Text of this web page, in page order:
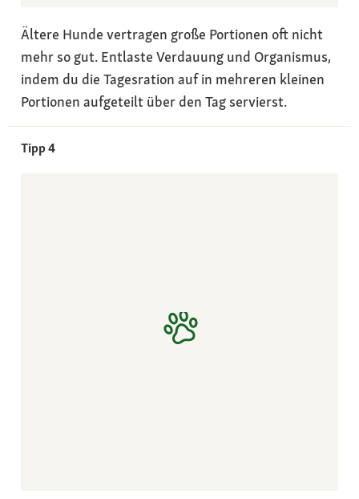
Ältere Hunde vertragen große Portionen oft nicht
mehr so gut. Entlaste Verdauung und Organismus,
indem du die Tagesration auf in mehreren kleinen
Portionen aufgeteilt über den Tag servierst.
Tipp 4